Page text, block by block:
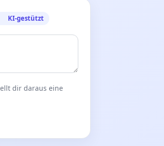
KI-gestützt
dir daraus eine